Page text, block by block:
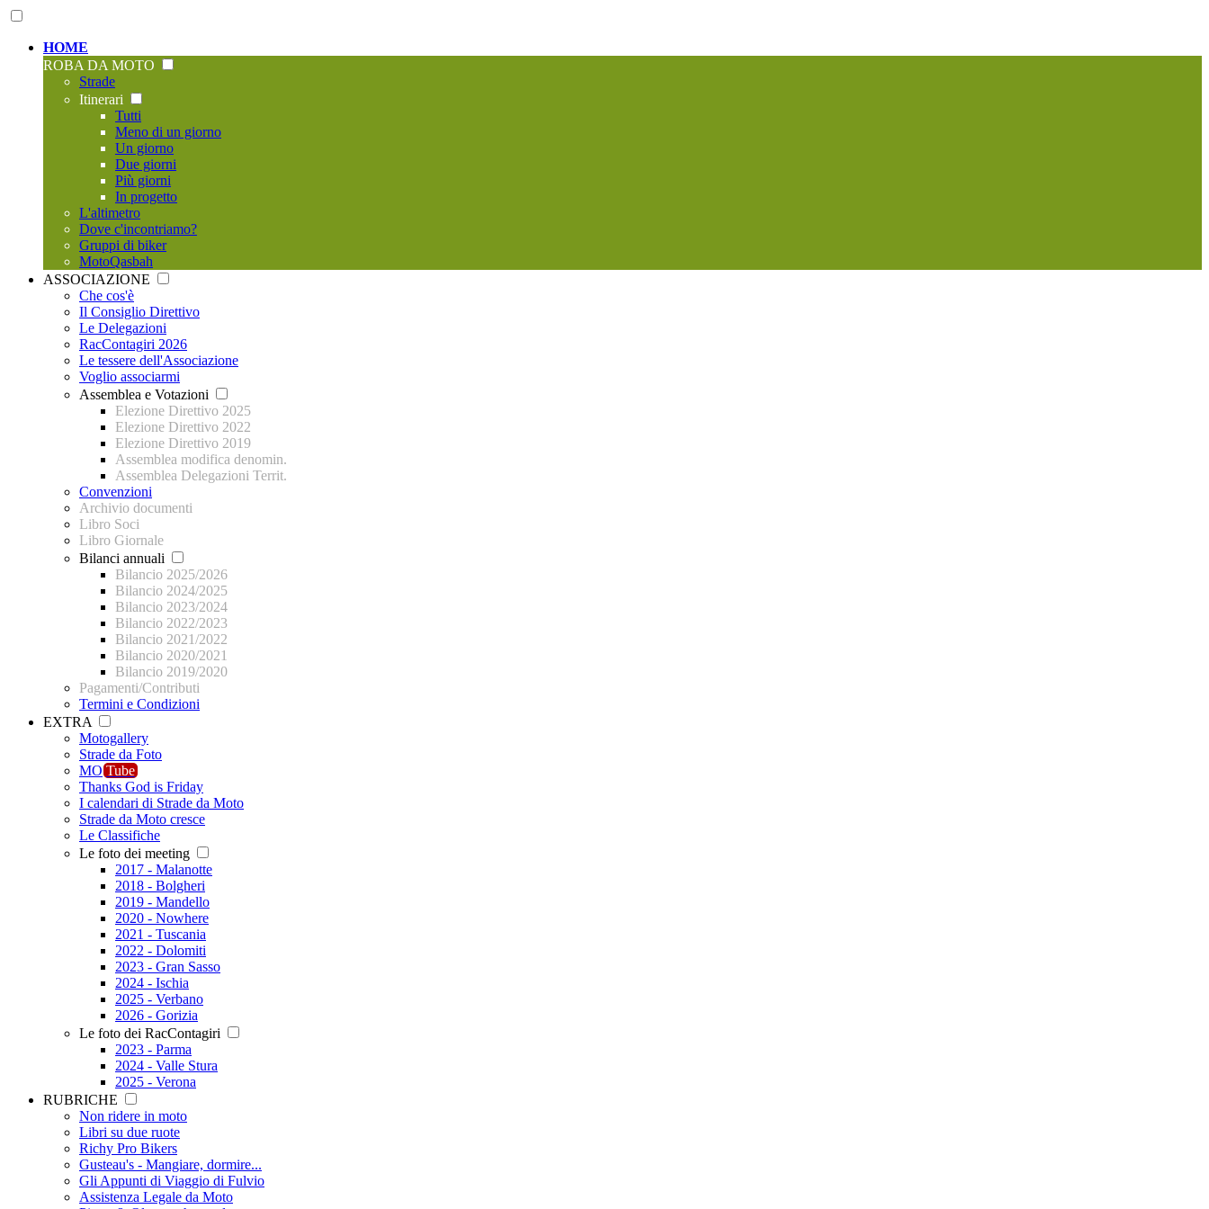
HOME
ROBA DA MOTO
Strade
Itinerari
Tutti
Meno di un giorno
Un giorno
Due giorni
Più giorni
In progetto
L'altimetro
Dove c'incontriamo?
Gruppi di biker
MotoQasbah
ASSOCIAZIONE
Che cos'è
Il Consiglio Direttivo
Le Delegazioni
RacContagiri 2026
Le tessere dell'Associazione
Voglio associarmi
Assemblea e Votazioni
Elezione Direttivo 2025
Elezione Direttivo 2022
Elezione Direttivo 2019
Assemblea modifica denomin.
Assemblea Delegazioni Territ.
Convenzioni
Archivio documenti
Libro Soci
Libro Giornale
Bilanci annuali
Bilancio 2025/2026
Bilancio 2024/2025
Bilancio 2023/2024
Bilancio 2022/2023
Bilancio 2021/2022
Bilancio 2020/2021
Bilancio 2019/2020
Pagamenti/Contributi
Termini e Condizioni
EXTRA
Motogallery
Strade da Foto
MO Tube
Thanks God is Friday
I calendari di Strade da Moto
Strade da Moto cresce
Le Classifiche
Le foto dei meeting
2017 - Malanotte
2018 - Bolgheri
2019 - Mandello
2020 - Nowhere
2021 - Tuscania
2022 - Dolomiti
2023 - Gran Sasso
2024 - Ischia
2025 - Verbano
2026 - Gorizia
Le foto dei RacContagiri
2023 - Parma
2024 - Valle Stura
2025 - Verona
RUBRICHE
Non ridere in moto
Libri su due ruote
Richy Pro Bikers
Gusteau's - Mangiare, dormire...
Gli Appunti di Viaggio di Fulvio
Assistenza Legale da Moto